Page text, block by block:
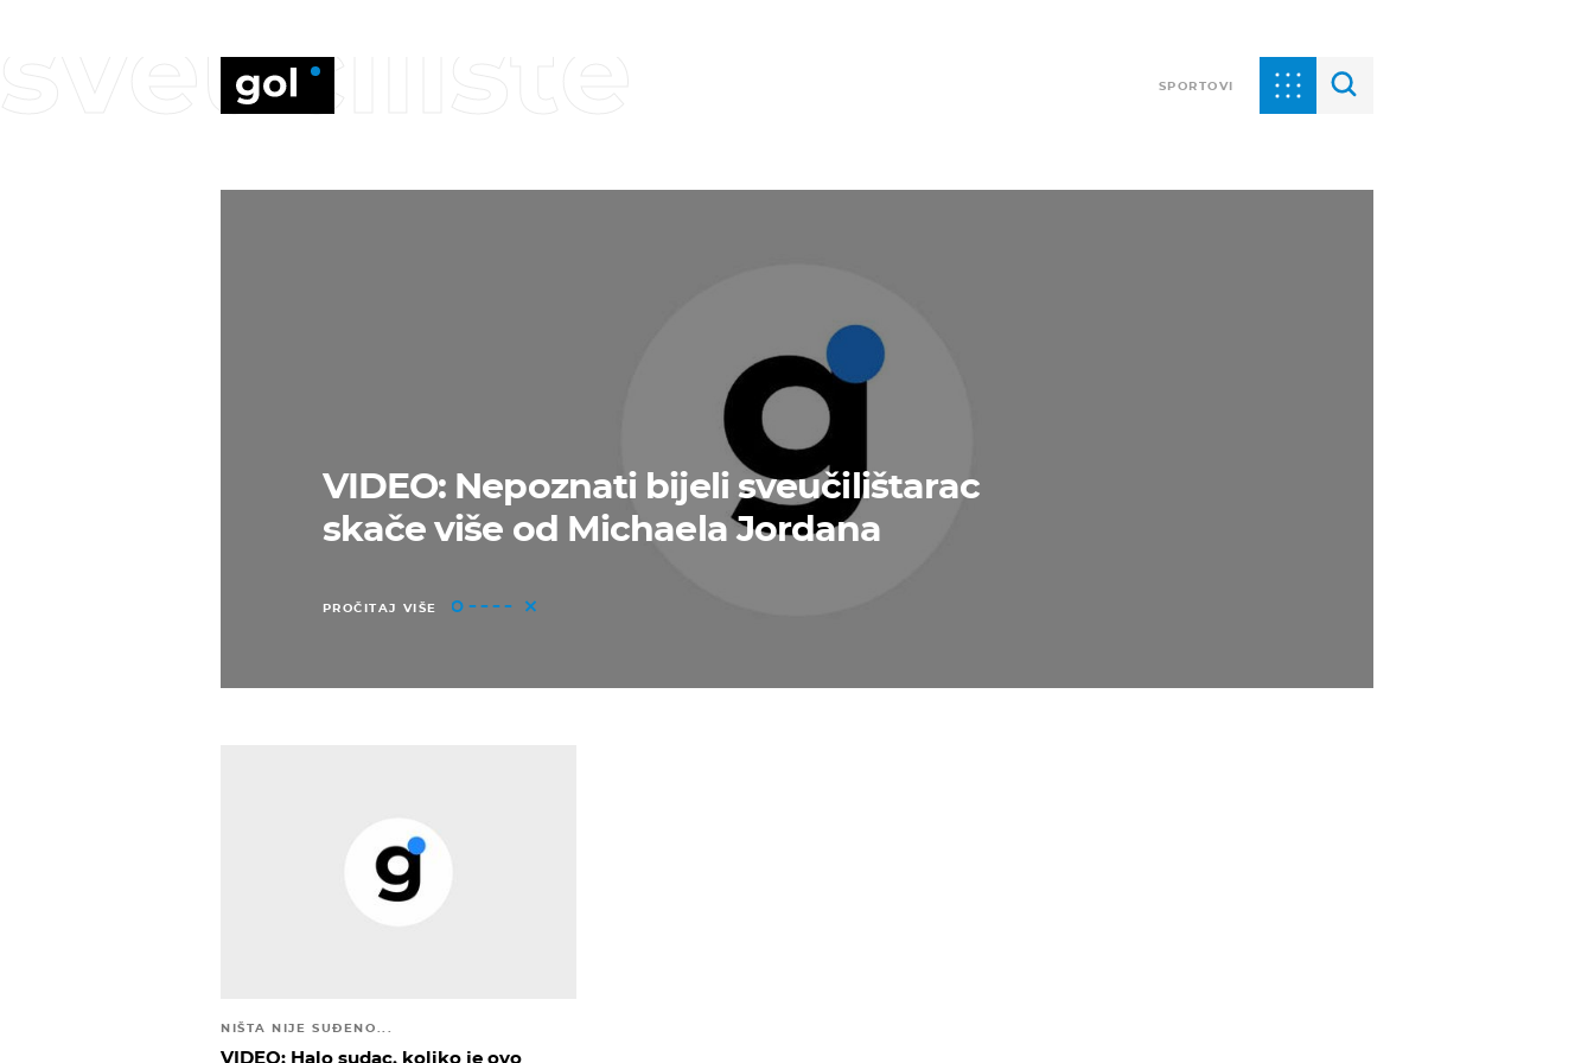
SPORTOVI
sveučilište
VIDEO: Nepoznati bijeli sveučilištarac
skače više od Michaela Jordana
PROČITAJ VIŠE
NIŠTA NIJE SUĐENO...
VIDEO: Halo sudac, koliko je ovo